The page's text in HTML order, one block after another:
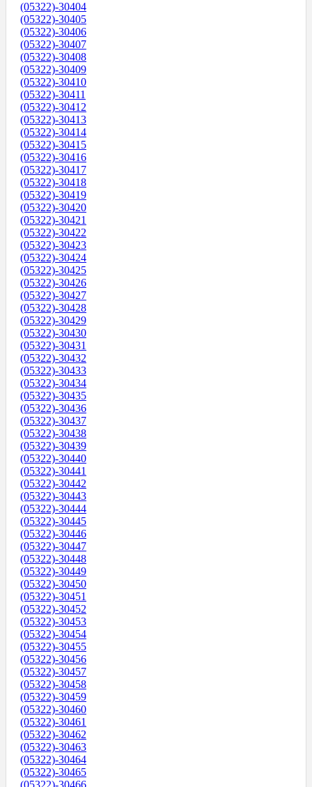
(05322)-30404
(05322)-30405
(05322)-30406
(05322)-30407
(05322)-30408
(05322)-30409
(05322)-30410
(05322)-30411
(05322)-30412
(05322)-30413
(05322)-30414
(05322)-30415
(05322)-30416
(05322)-30417
(05322)-30418
(05322)-30419
(05322)-30420
(05322)-30421
(05322)-30422
(05322)-30423
(05322)-30424
(05322)-30425
(05322)-30426
(05322)-30427
(05322)-30428
(05322)-30429
(05322)-30430
(05322)-30431
(05322)-30432
(05322)-30433
(05322)-30434
(05322)-30435
(05322)-30436
(05322)-30437
(05322)-30438
(05322)-30439
(05322)-30440
(05322)-30441
(05322)-30442
(05322)-30443
(05322)-30444
(05322)-30445
(05322)-30446
(05322)-30447
(05322)-30448
(05322)-30449
(05322)-30450
(05322)-30451
(05322)-30452
(05322)-30453
(05322)-30454
(05322)-30455
(05322)-30456
(05322)-30457
(05322)-30458
(05322)-30459
(05322)-30460
(05322)-30461
(05322)-30462
(05322)-30463
(05322)-30464
(05322)-30465
(05322)-30466